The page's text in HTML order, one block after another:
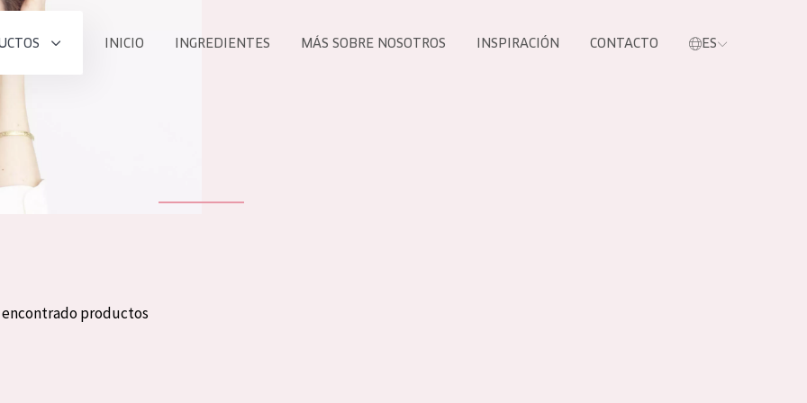
INICIO INGREDIENTES MÁS SOBRE NOSOTROS INSPIRACIÓN CONTACTO ES
encontrado productos